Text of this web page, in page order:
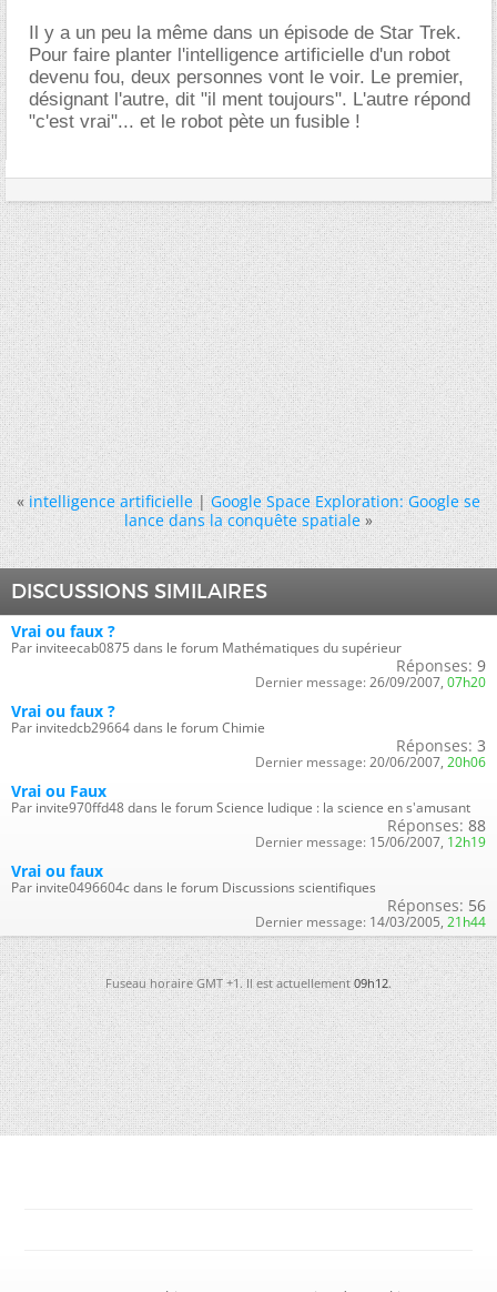
Il y a un peu la même dans un épisode de Star Trek.
Pour faire planter l'intelligence artificielle d'un robot
devenu fou, deux personnes vont le voir. Le premier,
désignant l'autre, dit "il ment toujours". L'autre répond
"c'est vrai"... et le robot pète un fusible !
« intelligence artificielle|Google Space Exploration: Google se
lance dans la conquête spatiale »
DISCUSSIONS SIMILAIRES
Vrai ou faux ?
Par inviteecab0875 dans le forum Mathématiques du supérieur
Réponses: 9
Dernier message: 26/09/2007, 07h20
Vrai ou faux ?
Par invitedcb29664 dans le forum Chimie
Réponses: 3
Dernier message: 20/06/2007, 20h06
Vrai ou Faux
Par invite970ffd48 dans le forum Science ludique : la science en s'amusant
Réponses: 88
Dernier message: 15/06/2007, 12h19
Vrai ou faux
Par invite0496604c dans le forum Discussions scientifiques
Réponses: 56
Dernier message: 14/03/2005, 21h44
Fuseau horaire GMT +1. Il est actuellement09h12.